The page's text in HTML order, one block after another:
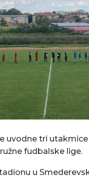
uvodne tri utakmice
fudbalske lige.
u